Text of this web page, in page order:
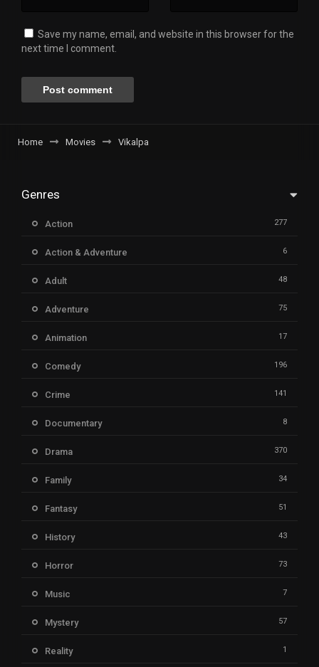
Save my name, email, and website in this browser for the
next time I comment.
Home Movies Vikalpa
Genres
Action 277
Action & Adventure 6
Adult 48
Adventure 75
Animation 17
Comedy 196
Crime 141
Documentary 8
Drama 370
Family 34
Fantasy 51
History 43
Horror 73
Music 7
Mystery 57
Reality 1